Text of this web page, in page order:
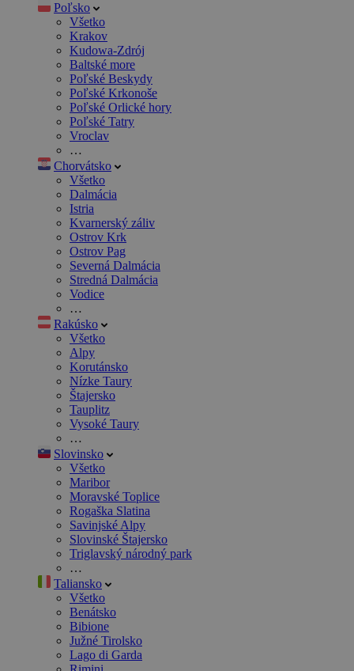
Poľsko
Všetko
Krakov
Kudowa-Zdrój
Baltské more
Poľské Beskydy
Poľské Krkonoše
Poľské Orlické hory
Poľské Tatry
Vroclav
…
Chorvátsko
Všetko
Dalmácia
Istria
Kvarnerský záliv
Ostrov Krk
Ostrov Pag
Severná Dalmácia
Stredná Dalmácia
Vodice
…
Rakúsko
Všetko
Alpy
Korutánsko
Nízke Taury
Štajersko
Tauplitz
Vysoké Taury
…
Slovinsko
Všetko
Maribor
Moravské Toplice
Rogaška Slatina
Savinjské Alpy
Slovinské Štajersko
Triglavský národný park
…
Taliansko
Všetko
Benátsko
Bibione
Južné Tirolsko
Lago di Garda